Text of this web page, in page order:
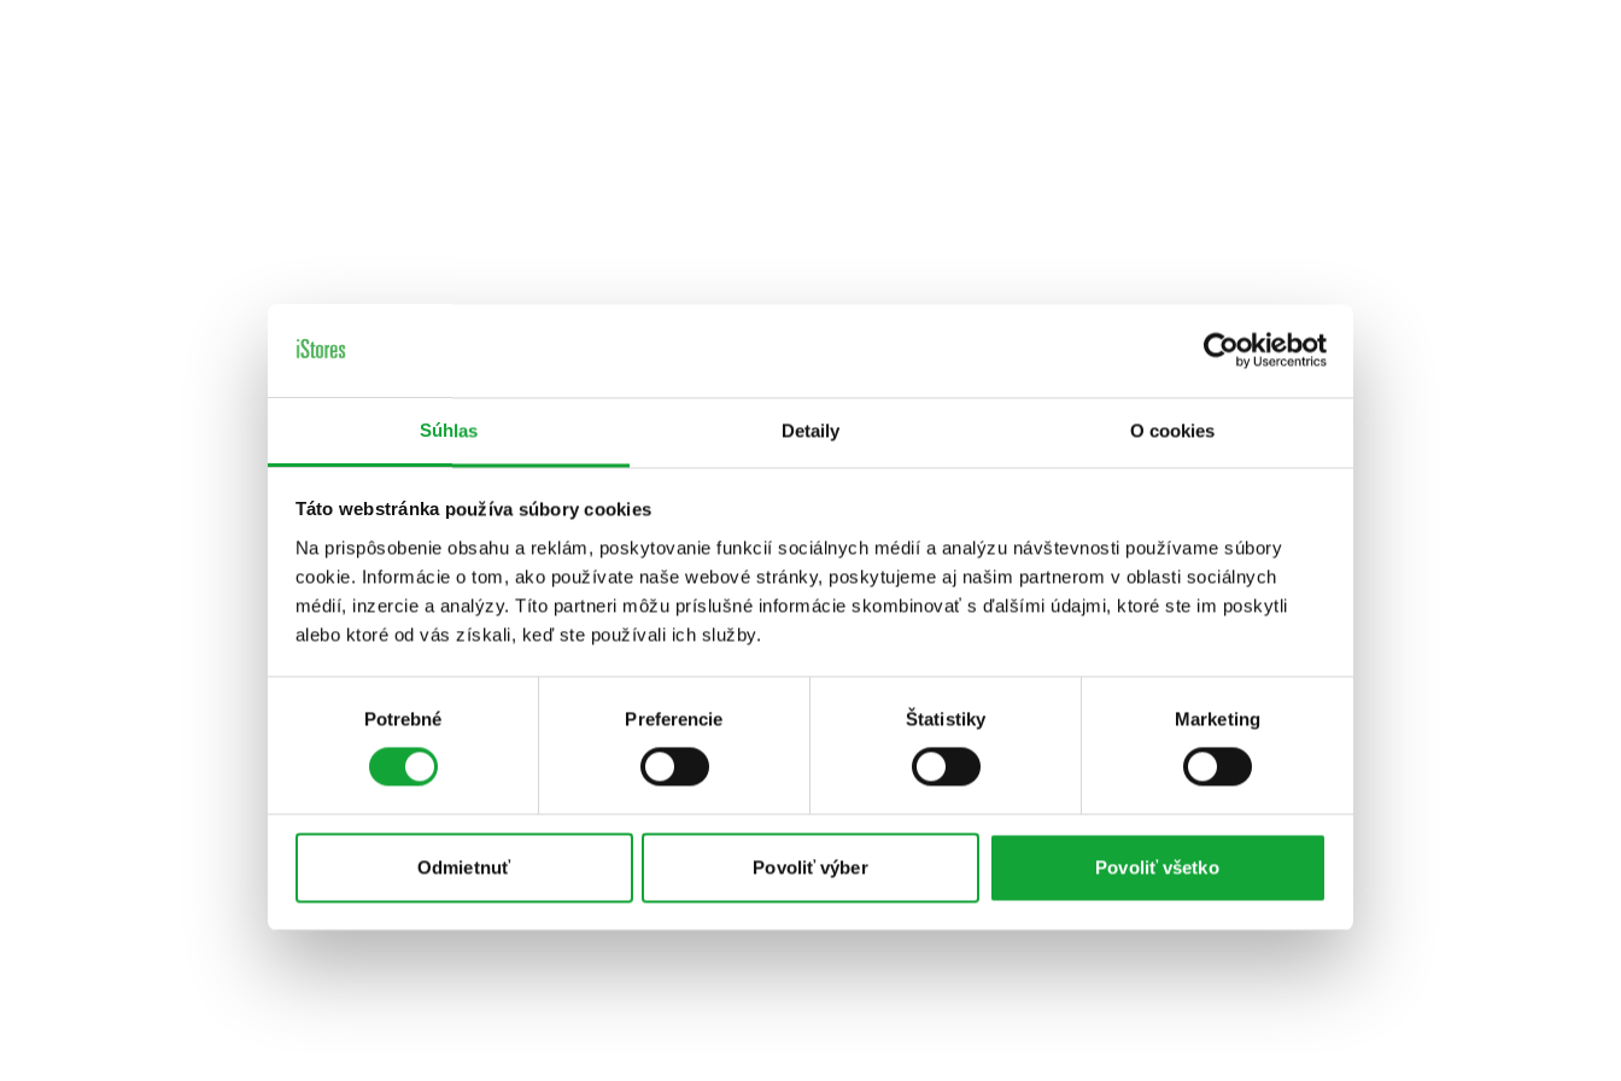
Súhlas Detaily O cookies
Táto webstránka používa súbory cookies
Na prispôsobenie obsahu a reklám, poskytovanie funkcií sociálnych médií a analýzu návštevnosti používame súbory
cookie. Informácie o tom, ako používate naše webové stránky, poskytujeme aj našim partnerom v oblasti sociálnych
médií, inzercie a analýzy. Títo partneri môžu príslušné informácie skombinovať s ďalšími údajmi, ktoré ste im poskytli
alebo ktoré od vás získali, keď ste používali ich služby.
Potrebné Preferencie Štatistiky Marketing
Odmietnuť Povoliť výber Povoliť všetko